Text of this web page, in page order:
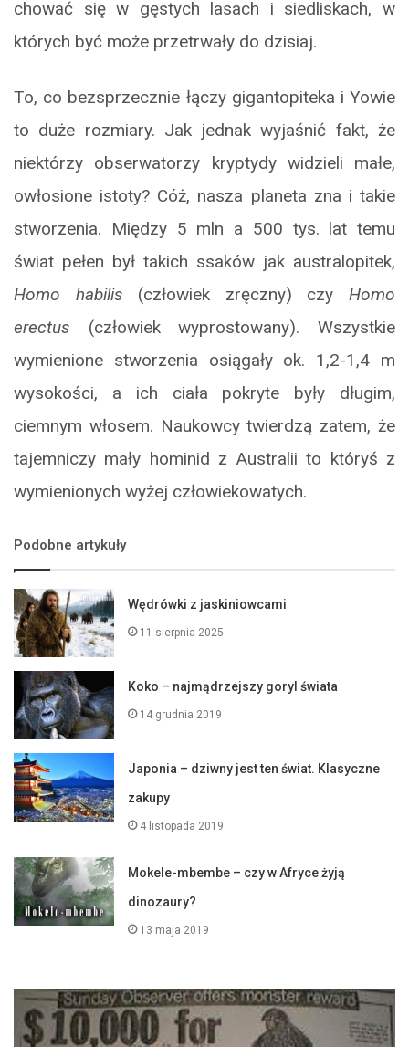
chować się w gęstych lasach i siedliskach, w
których być może przetrwały do dzisiaj.
To, co bezsprzecznie łączy gigantopiteka i Yowie
to duże rozmiary. Jak jednak wyjaśnić fakt, że
niektórzy obserwatorzy kryptydy widzieli małe,
owłosione istoty? Cóż, nasza planeta zna i takie
stworzenia. Między 5 mln a 500 tys. lat temu
świat pełen był takich ssaków jak australopitek,
Homo habilis (człowiek zręczny) czyHomo
erectus (człowiek wyprostowany). Wszystkie
wymienione stworzenia osiągały ok. 1,2-1,4 m
wysokości, a ich ciała pokryte były długim,
ciemnym włosem. Naukowcy twierdzą zatem, że
tajemniczy mały hominid z Australii to któryś z
wymienionych wyżej człowiekowatych.
Podobne artykuły
Wędrówki z jaskiniowcami
11 sierpnia 2025
Koko – najmądrzejszy goryl świata
14 grudnia 2019
Japonia – dziwny jest ten świat. Klasyczne
zakupy
4 listopada 2019
Mokele-mbembe – czy w Afryce żyją
dinozaury?
13 maja 2019